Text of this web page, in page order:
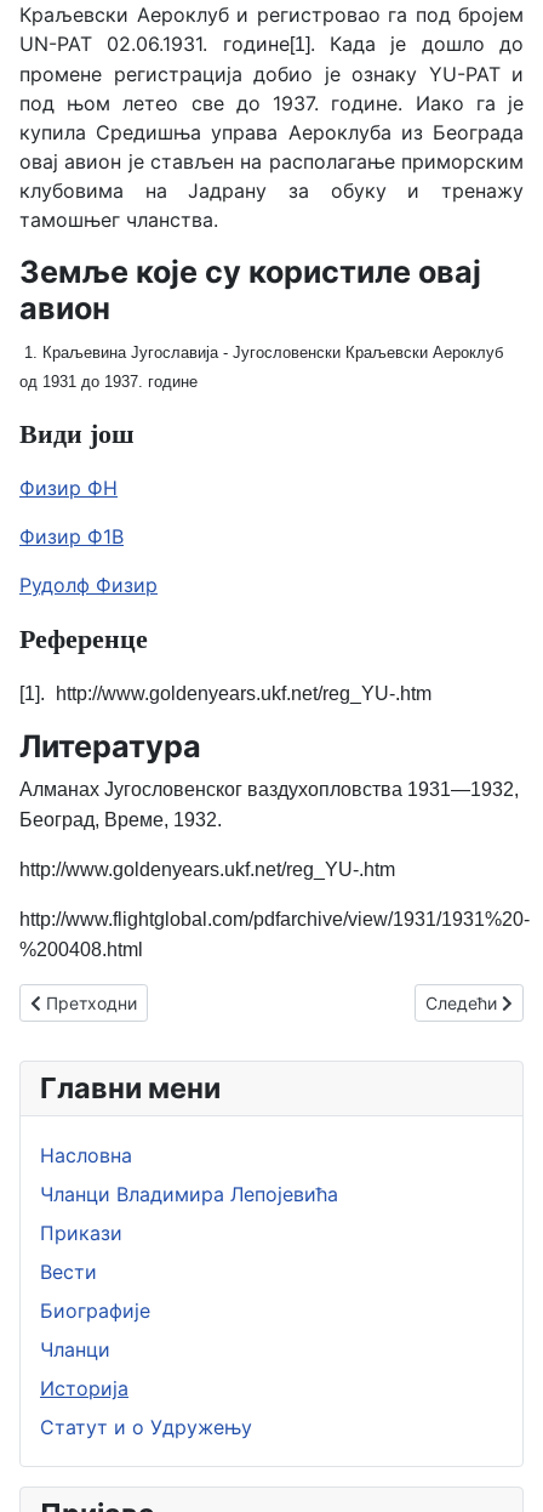
Краљевски Аероклуб и регистровао га под бројем
UN-PAT 02.06.1931. године[1]. Када је дошло до
промене регистрација добио је ознаку YU-PAT и
под њом летео све до 1937. године. Иако га је
купила Средишња управа Аероклуба из Београда
овај авион је стављен на располагање приморским
клубовима на Јадрану за обуку и тренажу
тамошњег чланства.
Земље које су користиле овај
авион
1. Краљевина Југославија - Југословенски Краљевски Аероклуб
од 1931 до 1937. године
Види још
Физир ФН
Физир Ф1В
Рудолф Физир
Референце
[1]. http://www.goldenyears.ukf.net/reg_YU-.htm
Литература
Алманах Југословенског ваздухопловства 1931—1932,
Београд, Време, 1932.
http://www.goldenyears.ukf.net/reg_YU-.htm
http://www.flightglobal.com/pdfarchive/view/1931/1931%20-
%200408.html
Претходни чланак: Рогожарски СИМ-VI
Претходни Следећи
Следећи
Главни мени
Насловна
Чланци Владимира Лепојевића
Прикази
Вести
Биографије
Чланци
Историја
Статут и о Удружењу